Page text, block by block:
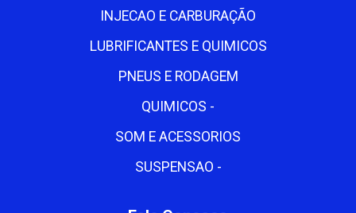
INJECAO E CARBURAÇÃO
LUBRIFICANTES E QUIMICOS
PNEUS E RODAGEM
QUIMICOS -
SOM E ACESSORIOS
SUSPENSAO -